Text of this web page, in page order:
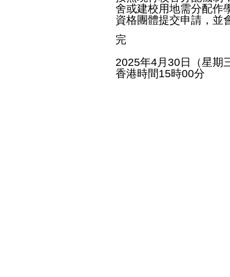
舍或建校用地需分配作
資格團體提交申請，並
完
2025年4月30日（星期
香港時間15時00分